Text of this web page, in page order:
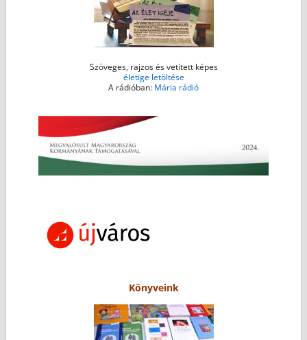
Szöveges, rajzos és vetített képes
életige letöltése
A rádióban: Mária rádió
Könyveink